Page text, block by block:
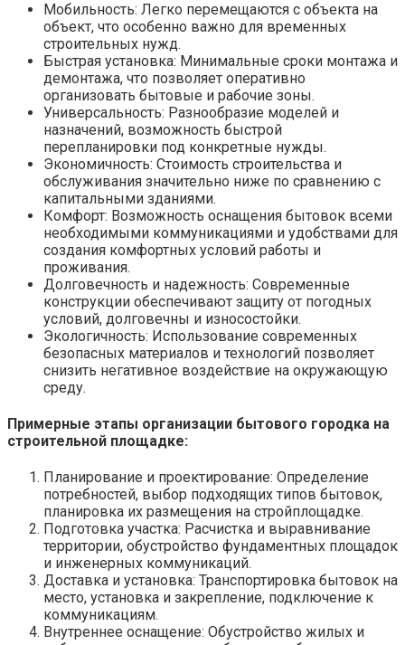
Мобильность: Легко перемещаются с объекта на
объект, что особенно важно для временных
строительных нужд.
Быстрая установка: Минимальные сроки монтажа и
демонтажа, что позволяет оперативно
организовать бытовые и рабочие зоны.
Универсальность: Разнообразие моделей и
назначений, возможность быстрой
перепланировки под конкретные нужды.
Экономичность: Стоимость строительства и
обслуживания значительно ниже по сравнению с
капитальными зданиями.
Комфорт: Возможность оснащения бытовок всеми
необходимыми коммуникациями и удобствами для
создания комфортных условий работы и
проживания.
Долговечность и надежность: Современные
конструкции обеспечивают защиту от погодных
условий, долговечны и износостойки.
Экологичность: Использование современных
безопасных материалов и технологий позволяет
снизить негативное воздействие на окружающую
среду.
Примерные этапы организации бытового городка на
строительной площадке:
Планирование и проектирование: Определение
потребностей, выбор подходящих типов бытовок,
планировка их размещения на стройплощадке.
Подготовка участка: Расчистка и выравнивание
территории, обустройство фундаментных площадок
и инженерных коммуникаций.
Доставка и установка: Транспортировка бытовок на
место, установка и закрепление, подключение к
коммуникациям.
Внутреннее оснащение: Обустройство жилых и